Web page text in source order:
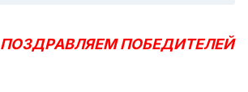
ПОЗДРАВЛЯЕМ ПОБЕДИТЕЛЕЙ